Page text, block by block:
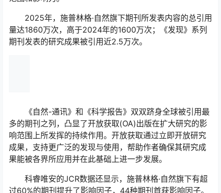
2025年，施普林格·自然旗下期刊所发表内容的总引用
量达1860万次，高于2024年的1600万次；《发现》系列
期刊发表的研究成果被引用近2.5万次。
《自然-通讯》和《科学报告》双双跻身全球被引用最
多的期刊之列，凸显了开放获取(OA)出版在扩大研究的影
响范围上所发挥的持续作用。开放获取通过立即开放研究
成果，支持更广泛的发现与使用，帮助作者确保其研究成
果能被各界所应用并在此基础上进一步发展。
科睿唯安的JCR数据还显示，施普林格·自然旗下有超
过60%的期刊提升了影响因子，44种期刊首获影响因子。